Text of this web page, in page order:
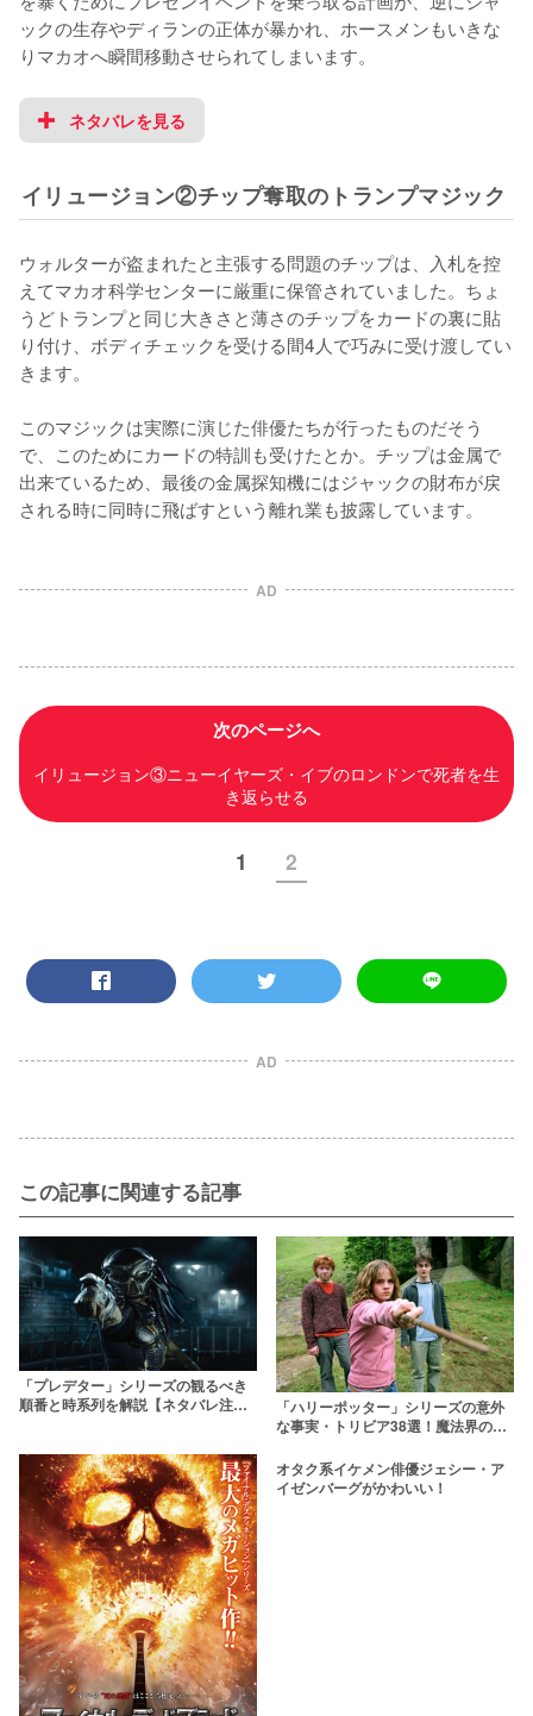
ックの生存やディランの正体が暴かれ、ホースメンもいきな
りマカオへ瞬間移動させられてしまいます。
ネタバレを見る
イリュージョン②チップ奪取のトランプマジック
ウォルターが盗まれたと主張する問題のチップは、入札を控
えてマカオ科学センターに厳重に保管されていました。ちょ
うどトランプと同じ大きさと薄さのチップをカードの裏に貼
り付け、ボディチェックを受ける間4人で巧みに受け渡してい
きます。
このマジックは実際に演じた俳優たちが行ったものだそう
で、このためにカードの特訓も受けたとか。チップは金属で
出来ているため、最後の金属探知機にはジャックの財布が戻
される時に同時に飛ばすという離れ業も披露しています。
AD
次のページへ
イリュージョン③ニューイヤーズ・イブのロンドンで死者を生
き返らせる
1 2
AD
この記事に関連する記事
「プレデター」シリーズの観るべき
順番と時系列を解説【ネタバレ注
「ハリーポッター」シリーズの意外
な事実・トリビア38選！魔法界の裏
オタク系イケメン俳優ジェシー・ア
イゼンバーグがかわいい！